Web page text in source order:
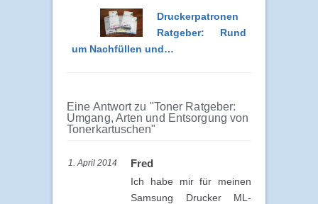
Druckerpatronen
Ratgeber: Rund
um Nachfüllen und…
Eine Antwort zu "Toner Ratgeber:
Umgang, Arten und Entsorgung von
Tonerkartuschen"
1. April 2014 Fred
Ich habe mir für meinen
Samsung Drucker ML-